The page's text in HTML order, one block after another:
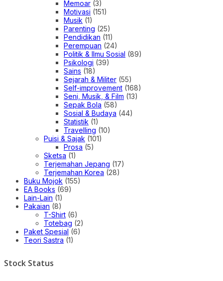
Memoar (3)
Motivasi (151)
Musik (1)
Parenting (25)
Pendidikan (11)
Perempuan (24)
Politik & Ilmu Sosial (89)
Psikologi (39)
Sains (18)
Sejarah & Militer (55)
Self-improvement (168)
Seni, Musik, & Film (13)
Sepak Bola (58)
Sosial & Budaya (44)
Statistik (1)
Travelling (10)
Puisi & Sajak (101)
Prosa (5)
Sketsa (1)
Terjemahan Jepang (17)
Terjemahan Korea (28)
Buku Mojok (155)
EA Books (69)
Lain-Lain (1)
Pakaian (8)
T-Shirt (6)
Totebag (2)
Paket Spesial (6)
Teori Sastra (1)
Stock Status